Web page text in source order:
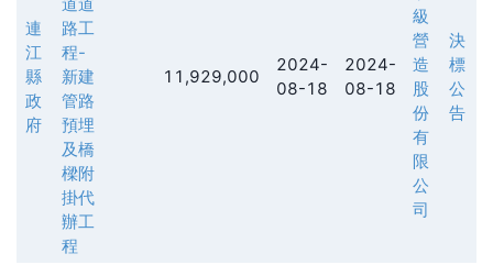
連
江
縣
政
府
路工
程-
新建
管路
預埋
及橋
樑附
掛代
辦工
程
11,929,000
2024-
08-18
2024-
08-18
級
營
造
股
份
有
限
公
司
決
標
公
告